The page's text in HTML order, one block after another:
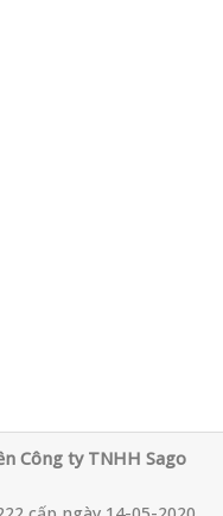
Công ty TNHH Sago